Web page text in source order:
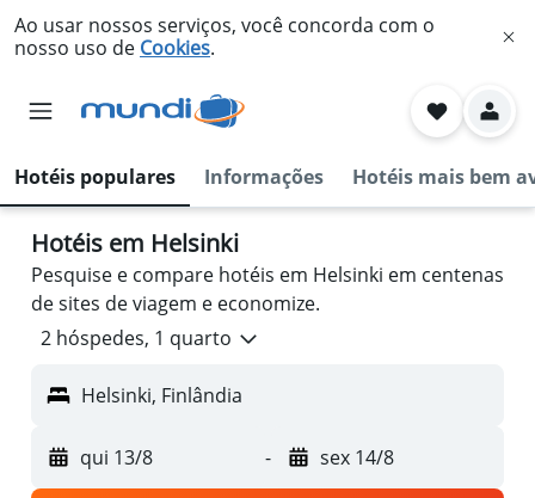
Ao usar nossos serviços, você concorda com o
nosso uso de Cookies.
Hotéis populares Informações Hotéis mais bem
Hotéis em Helsinki
Pesquise e compare hotéis em Helsinki em centenas
de sites de viagem e economize.
2 hóspedes, 1 quarto
Helsinki, Finlândia
qui 13/8 - sex 14/8